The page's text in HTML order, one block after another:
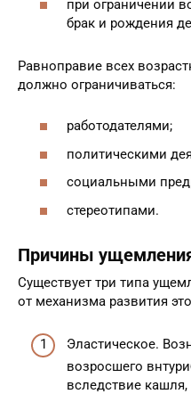
при отборе в
брак и рождения
должно ограничиваться:
стереотипами.
Причины
от механизма развития
Эластическое.